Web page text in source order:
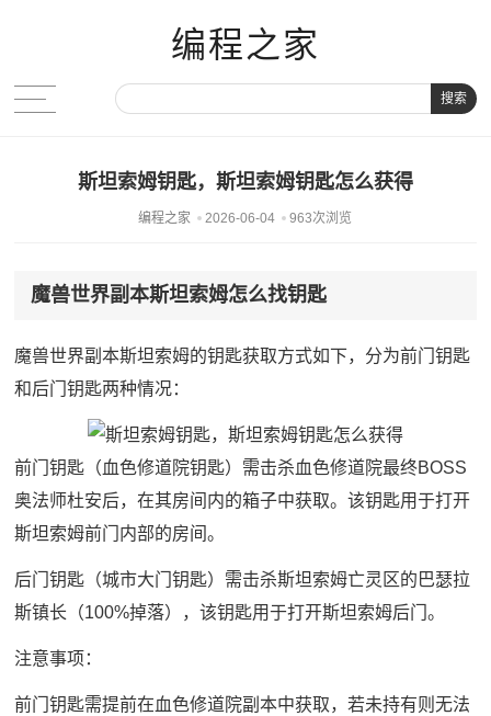
编程之家
搜索
斯坦索姆钥匙，斯坦索姆钥匙怎么获得
编程之家 2026-06-04 963次浏览
魔兽世界副本斯坦索姆怎么找钥匙
魔兽世界副本斯坦索姆的钥匙获取方式如下，分为前门钥匙
和后门钥匙两种情况：
前门钥匙（血色修道院钥匙）需击杀血色修道院最终BOSS
奥法师杜安后，在其房间内的箱子中获取。该钥匙用于打开
斯坦索姆前门内部的房间。
后门钥匙（城市大门钥匙）需击杀斯坦索姆亡灵区的巴瑟拉
斯镇长（100%掉落），该钥匙用于打开斯坦索姆后门。
注意事项：
前门钥匙需提前在血色修道院副本中获取，若未持有则无法